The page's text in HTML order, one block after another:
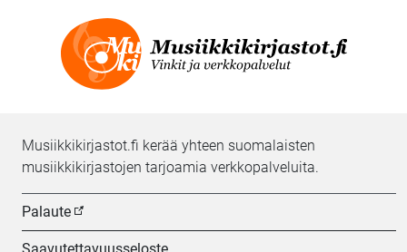
Musiikkikirjastot.fi kerää yhteen suomalaisten
musiikkikirjastojen tarjoamia verkkopalveluita.
Palaute